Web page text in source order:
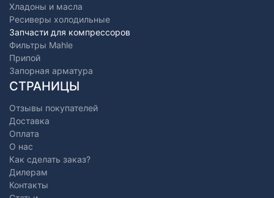
Хладоны и масла
Ресиверы холодильные
Запчасти для компрессоров
Фильтры Mahle
Припой
Запорная арматура
СТРАНИЦЫ
Отзывы покупателей
Доставка
Оплата
О нас
Как сделать заказ?
Дилерам
Контакты